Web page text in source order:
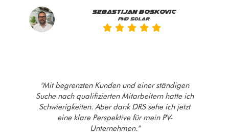
Sebastijan Boskovic
PHD SOLAR
"Mit begrenzten Kunden und einer ständigen
Suche nach qualifizierten Mitarbeitern hatte ich
Schwierigkeiten. Aber dank DRS sehe ich jetzt
eine klare Perspektive für mein PV-
Unternehmen."